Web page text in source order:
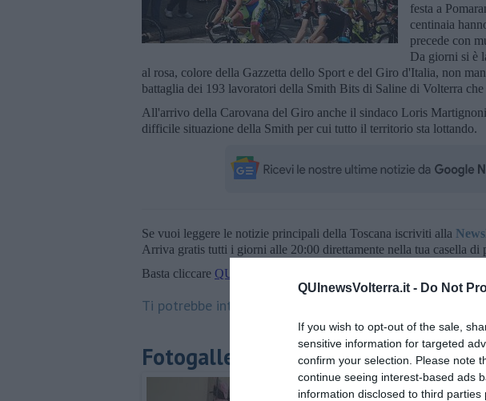
QUInewsVolterra.it - Do Not
If you wish to opt-out of the sale,
sensitive information for targeted
confirm your selection. Please note
continue seeing interest-based ads
information disclosed to third
festa a
centinaia
precede con
Da giorni si è
al rosa, colore della Gazzetta dello Sport e del Giro d'Italia, non
battaglia dei 193 lavoratori della Smith Bits di Saline di Volterra
All'arrivo della Carovana del Giro anche il sindaco Loris
difficile situazione della Smith per cui tutto il territorio sta lottando.
Se vuoi leggere le notizie principali della Toscana iscriviti alla
Arriva gratis tutti i giorni alle 20:00 direttamente nella tua casella di
Basta cliccare QUI
Ti potrebbe interessare anche:
Fotogallery